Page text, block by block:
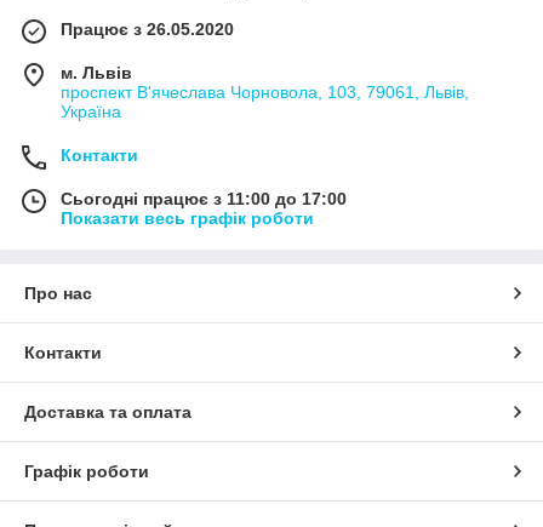
Працює з 26.05.2020
м. Львів
проспект В'ячеслава Чорновола, 103, 79061, Львів,
Україна
Контакти
Сьогодні працює з 11:00 до 17:00
Показати весь графік роботи
Про нас
Контакти
Доставка та оплата
Графік роботи